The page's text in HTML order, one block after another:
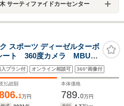
サーティファイドカーセンター
スポーツ ディーゼルターボ
ト 360度カメラ MBUX
レイ シートヒーター シ
スライディングルーフ
ー付き電動シート 禁煙
入プラン付 オンライン相談可 360°画像付
払総額
1万円
本体価格
789.0万円